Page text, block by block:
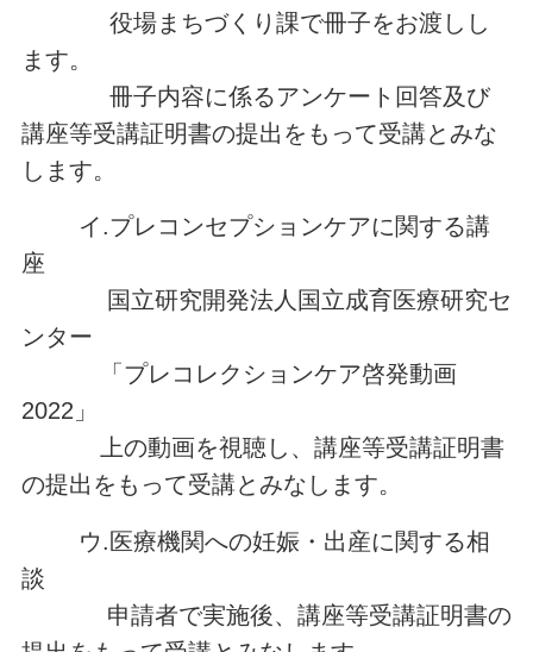
役場まちづくり課で冊子をお渡しし
ます。
冊子内容に係るアンケート回答及び
講座等受講証明書の提出をもって受講とみな
します。
イ.プレコンセプションケアに関する講
座
国立研究開発法人国立成育医療研究セ
ンター
「プレコレクションケア啓発動画
2022」
上の動画を視聴し、講座等受講証明書
の提出をもって受講とみなします。
ウ.医療機関への妊娠・出産に関する相
談
申請者で実施後、講座等受講証明書の